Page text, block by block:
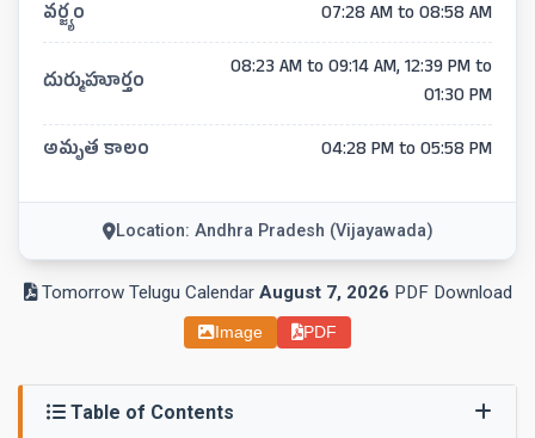
వర్జ్యం
07:28 AM to 08:58 AM
దుర్ముహూర్తం
08:23 AM to 09:14 AM, 12:39 PM to
01:30 PM
అమృత కాలం
04:28 PM to 05:58 PM
Location: Andhra Pradesh (Vijayawada)
Tomorrow Telugu Calendar August 7, 2026 PDF Download
Image PDF
Table of Contents